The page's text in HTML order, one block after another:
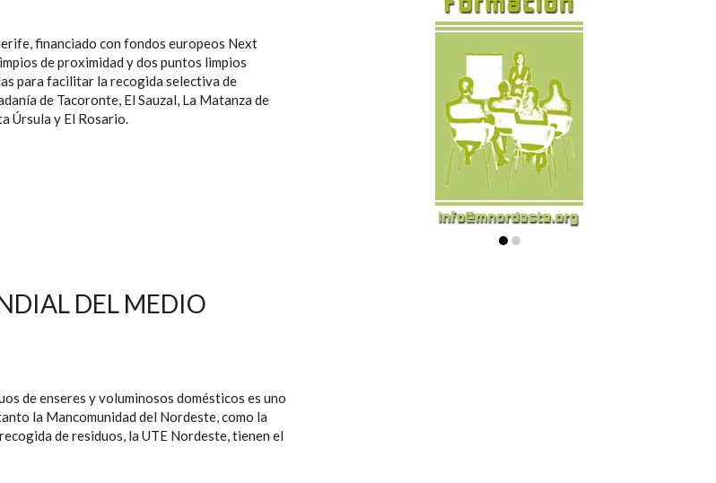
financiado con fondos europeos Next
de proximidad y dos puntos limpios
para facilitar la recogida selectiva de
de Tacoronte, El Sauzal, La Matanza de
Úrsula y El Rosario.
FIJOS Y DOS PUNTOS LIMPIOS
DEL MEDIO
de enseres y voluminosos domésticos es uno
la Mancomunidad del Nordeste, como la
de residuos, la UTE Nordeste, tienen el